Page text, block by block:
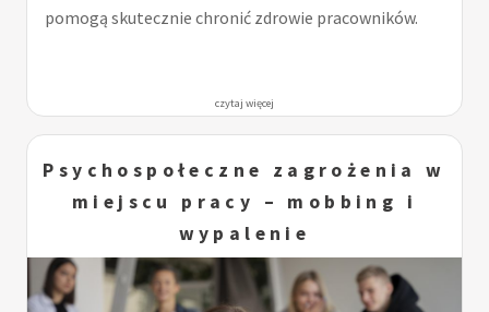
pomogą skutecznie chronić zdrowie pracowników.
czytaj więcej
Psychospołeczne zagrożenia w
miejscu pracy – mobbing i
wypalenie